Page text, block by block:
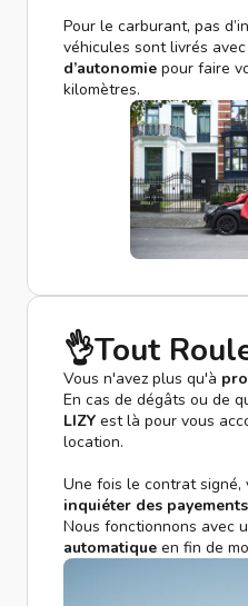
Pour le carburant, pas
véhicules sont livrés avec
d’autonomie pour faire
kilomètres.
👌Tout
Vous n'avez plus qu'à
En cas de dégâts ou de
LIZY est là pour vous
location.
Une fois le contrat signé,
inquiéter des payements
Nous fonctionnons avec
automatique en fin de